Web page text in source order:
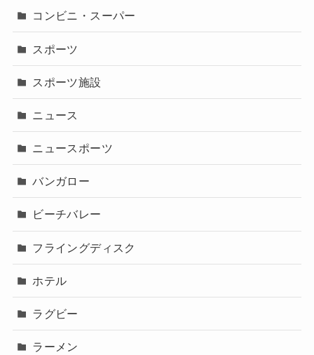
コンビニ・スーパー
スポーツ
スポーツ施設
ニュース
ニュースポーツ
バンガロー
ビーチバレー
フライングディスク
ホテル
ラグビー
ラーメン